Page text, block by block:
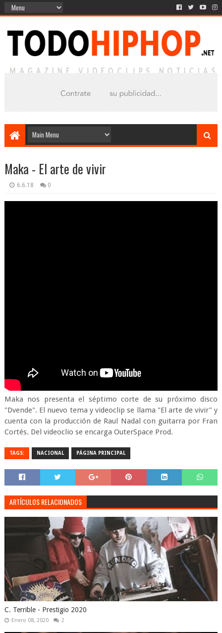
Maka - El arte de vivir
6.6.18 0
Maka nos presenta el séptimo corte de su próximo disco
"Dvende". El nuevo tema y videoclip se llama "El arte de vivir" y
cuenta con la producción de Raul Nadal con guitarra por Fran
Cortés. Del videoclio se encarga OuterSpace Prod.
TAGS: NACIONAL PÁGINA PRINCIPAL
ARTÍCULOS RELACIONADOS
C. Terrible - Prestigio 2020
Enero 08, 2020 2